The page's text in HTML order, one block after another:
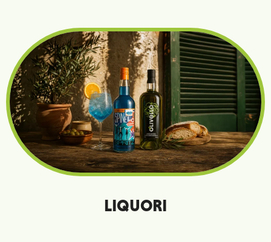
LIQUORI
Aromi d’olivo
E note mediterranee